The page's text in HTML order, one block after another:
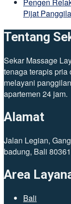
Pengen
Pijat
Tentang
Sekar Massage
tenaga terapis pria
melayani
apartemen 24 jam.
Alamat
Jalan Legian,
badung, Bali 80361
Area
Bali